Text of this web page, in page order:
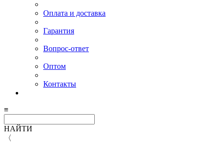
Оплата и доставка
Гарантия
Вопрос-ответ
Оптом
Контакты
≡
НАЙТИ
〈